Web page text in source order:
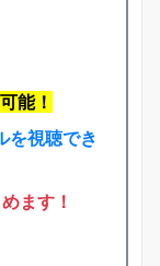
能！
視聴でき
ます！